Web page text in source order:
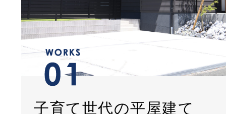
子育て世代の平屋建て